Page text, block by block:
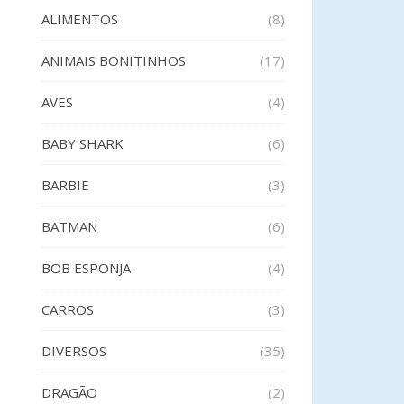
ALIMENTOS (8)
ANIMAIS BONITINHOS (17)
AVES (4)
BABY SHARK (6)
BARBIE (3)
BATMAN (6)
BOB ESPONJA (4)
CARROS (3)
DIVERSOS (35)
DRAGÃO (2)